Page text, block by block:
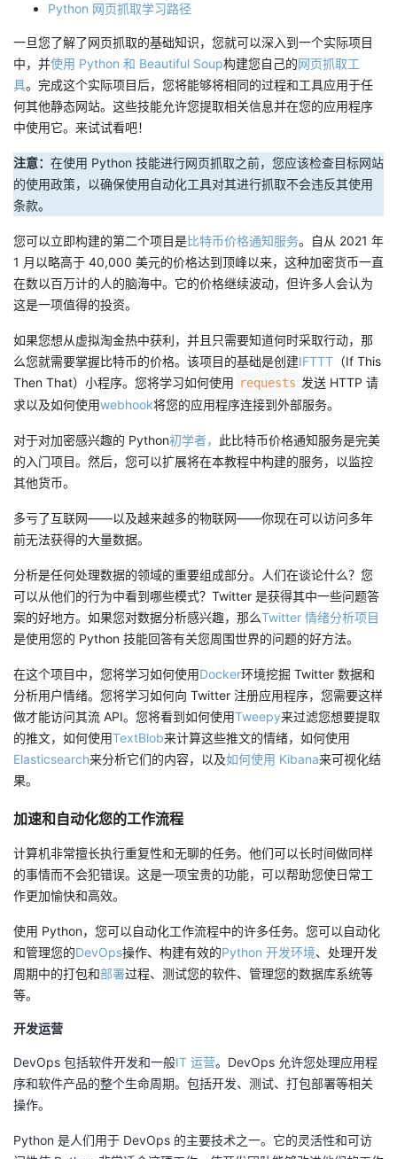
Python 网页抓取学习路径
一旦您了解了网页抓取的基础知识，您就可以深入到一个实际项目
中，并使用 Python 和 Beautiful Soup构建您自己的网页抓取工
具。完成这个实际项目后，您将能够将相同的过程和工具应用于任
何其他静态网站。这些技能允许您提取相关信息并在您的应用程序
中使用它。来试试看吧！
注意： 在使用 Python 技能进行网页抓取之前，您应该检查目标网站
的使用政策，以确保使用自动化工具对其进行抓取不会违反其使用
条款。
您可以立即构建的第二个项目是比特币价格通知服务。自从 2021 年
1 月以略高于 40,000 美元的价格达到顶峰以来，这种加密货币一直
在数以百万计的人的脑海中。它的价格继续波动，但许多人会认为
这是一项值得的投资。
如果您想从虚拟淘金热中获利，并且只需要知道何时采取行动，那
么您就需要掌握比特币的价格。该项目的基础是创建IFTTT （If This
Then That）小程序。您将学习如何使用 requests 发送 HTTP 请
求以及如何使用webhook将您的应用程序连接到外部服务。
对于对加密感兴趣的 Python初学者， 此比特币价格通知服务是完美
的入门项目。然后，您可以扩展将在本教程中构建的服务，以监控
其他货币。
多亏了互联网——以及越来越多的物联网——你现在可以访问多年
前无法获得的大量数据。
分析是任何处理数据的领域的重要组成部分。人们在谈论什么？您
可以从他们的行为中看到哪些模式？Twitter 是获得其中一些问题答
案的好地方。如果您对数据分析感兴趣，那么Twitter 情绪分析项目
是使用您的 Python 技能回答有关您周围世界的问题的好方法。
在这个项目中，您将学习如何使用Docker环境挖掘 Twitter 数据和
分析用户情绪。您将学习如何向 Twitter 注册应用程序，您需要这样
做才能访问其流 API。您将看到如何使用Tweepy来过滤您想要提取
的推文，如何使用TextBlob来计算这些推文的情绪，如何使用
Elasticsearch来分析它们的内容，以及如何使用 Kibana来可视化结
果。
加速和自动化您的工作流程
计算机非常擅长执行重复性和无聊的任务。他们可以长时间做同样
的事情而不会犯错误。这是一项宝贵的功能，可以帮助您使日常工
作更加愉快和高效。
使用 Python，您可以自动化工作流程中的许多任务。您可以自动化
和管理您的DevOps操作、构建有效的Python 开发环境、处理开发
周期中的打包和部署过程、测试您的软件、管理您的数据库系统等
等。
开发运营
DevOps 包括软件开发和一般IT 运营。DevOps 允许您处理应用程
序和软件产品的整个生命周期。包括开发、测试、打包部署等相关
操作。
Python 是人们用于 DevOps 的主要技术之一。它的灵活性和可访